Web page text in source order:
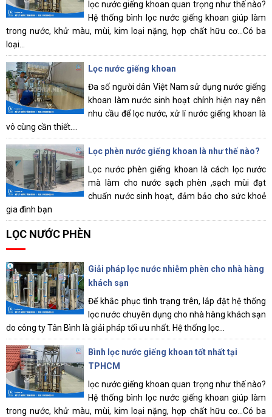
lọc nước giếng khoan quan trọng như thế nào?
Hệ thống bình lọc nước giếng khoan giúp làm
trong nước, khử màu, mùi, kim loại nặng, hợp chất hữu cơ...Có ba
loại...
Lọc nước giếng khoan
Đa số người dân Việt Nam sử dụng nước giếng
khoan làm nước sinh hoạt chính hiện nay nên
nhu cầu để lọc nước, xử lí nước giếng khoan là
vô cùng cần thiết....
Lọc phèn nước giếng khoan là như thế nào?
Lọc nước phèn giếng khoan là cách lọc nước
mà làm cho nước sạch phèn ,sạch mùi đạt
chuẩn nước sinh hoạt, đảm bảo cho sức khoẻ
gia đình bạn
LỌC NƯỚC PHÈN
Giải pháp lọc nước nhiễm phèn cho nhà hàng
khách sạn
Để khắc phục tình trạng trên, lắp đặt hệ thống
lọc nước chuyên dụng cho nhà hàng khách sạn
do công ty Tân Bình là giải pháp tối ưu nhất. Hệ thống lọc...
Bình lọc nước giếng khoan tốt nhất tại
TPHCM
lọc nước giếng khoan quan trọng như thế nào?
Hệ thống bình lọc nước giếng khoan giúp làm
trong nước, khử màu, mùi, kim loại nặng, hợp chất hữu cơ...Có ba